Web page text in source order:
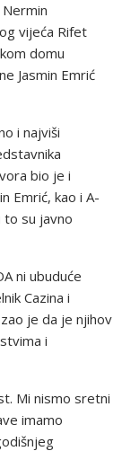
vijeća Rifet
domu
Jasmin Emrić
i najviši
bio je i
Emrić, kao i A-
to su javno
ni ubuduće
Cazina i
je da je njihov
i
Mi nismo sretni
imamo